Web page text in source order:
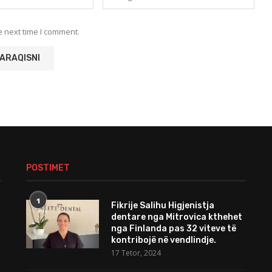
time I comment.
POSTIMET
1
Fikrije Salihu Higjenistja
dentare nga Mitrovica kthehet
nga Finlanda pas 32 viteve të
kontribojë në vendlindje.
17 Tetor, 2024